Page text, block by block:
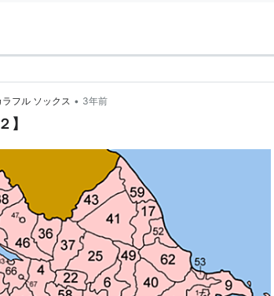
フル ソックス • 3年前
】